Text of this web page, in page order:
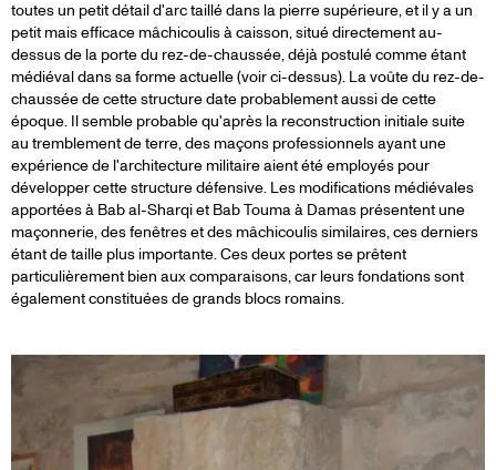
toutes un petit détail d'arc taillé dans la pierre supérieure, et il y a un
petit mais efficace mâchicoulis à caisson, situé directement au-
dessus de la porte du rez-de-chaussée, déjà postulé comme étant
médiéval dans sa forme actuelle (voir ci-dessus). La voûte du rez-de-
chaussée de cette structure date probablement aussi de cette
époque. Il semble probable qu'après la reconstruction initiale suite
au tremblement de terre, des maçons professionnels ayant une
expérience de l'architecture militaire aient été employés pour
développer cette structure défensive. Les modifications médiévales
apportées à Bab al-Sharqi et Bab Touma à Damas présentent une
maçonnerie, des fenêtres et des mâchicoulis similaires, ces derniers
étant de taille plus importante. Ces deux portes se prêtent
particulièrement bien aux comparaisons, car leurs fondations sont
également constituées de grands blocs romains.